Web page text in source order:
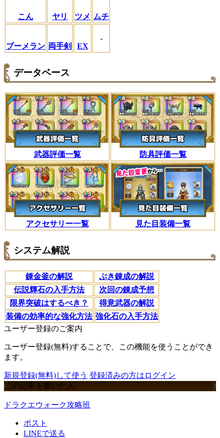
こん ヤリ ツメ ムチ
ブーメラン 両手剣 EX
-
データベース
武器評価一覧 防具評価一覧
アクセサリー一覧 見た目装備一覧
システム解説
錬金釜の解説
ぶき錬成の解説
伝説輝石の入手方法
次回の錬成予想
限界突破はするべき？
得意武器の解説
装備の効率的な強化方法 強化石の入手方法
ユーザー登録のご案内
ユーザー登録(無料)することで、この機能を使うことができ
ます。
新規登録(無料)して使う 登録済みの方はログイン
この記事を書いた人
ドラクエウォーク攻略班
ポスト
LINEで送る